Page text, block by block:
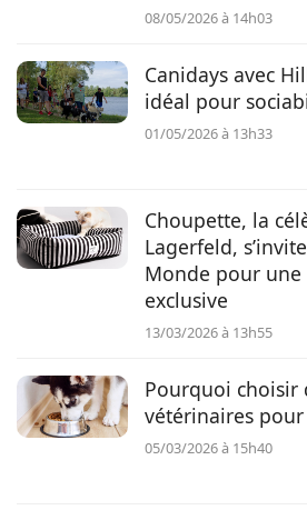
08/05/2026 à 14h03
Canidays avec
idéal pour
01/05/2026 à 13h33
Choupette, la
Lagerfeld,
Monde pour
exclusive
13/03/2026 à 13h55
Pourquoi choisir
vétérinaires pour
05/03/2026 à 15h40